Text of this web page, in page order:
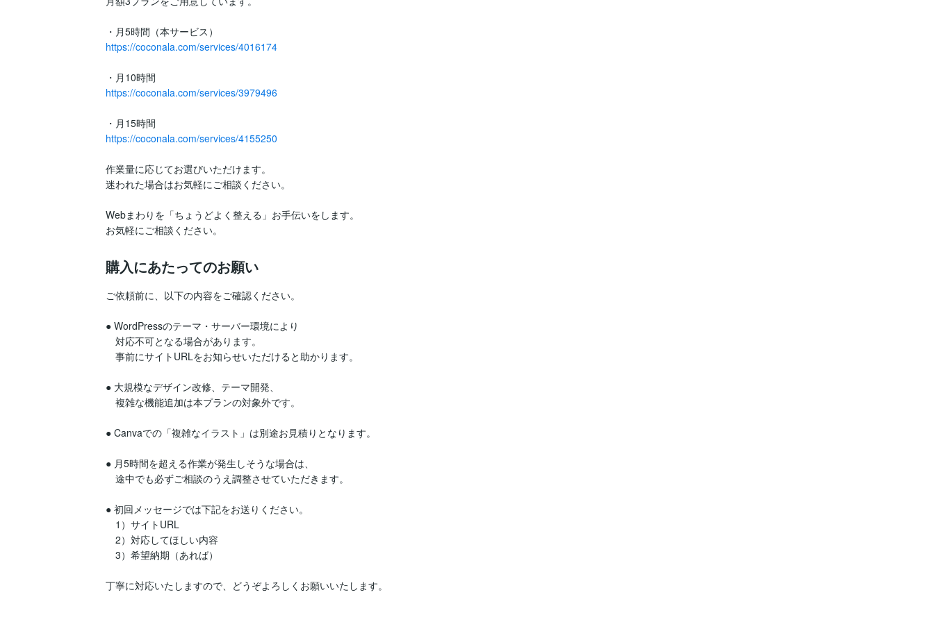
https://coconala.com/services/4016174
https://coconala.com/services/3979496
https://coconala.com/services/4155250
作業量に応じてお選びいただけます。
迷われた場合はお気軽にご相談ください。
Webまわりを「ちょうどよく整える」お手伝いをします。
お気軽にご相談ください。
購入にあたってのお願い
ご依頼前に、以下の内容をご確認ください。
● WordPressのテーマ・サーバー環境により
対応不可となる場合があります。
事前にサイトURLをお知らせいただけると助かります。
● 大規模なデザイン改修、テーマ開発、
複雑な機能追加は本プランの対象外です。
● Canvaでの「複雑なイラスト」は別途お見積りとなります。
● 月5時間を超える作業が発生しそうな場合は、
途中でも必ずご相談のうえ調整させていただきます。
● 初回メッセージでは下記をお送りください。
1）サイトURL
2）対応してほしい内容
3）希望納期（あれば）
丁寧に対応いたしますので、どうぞよろしくお願いいたします。